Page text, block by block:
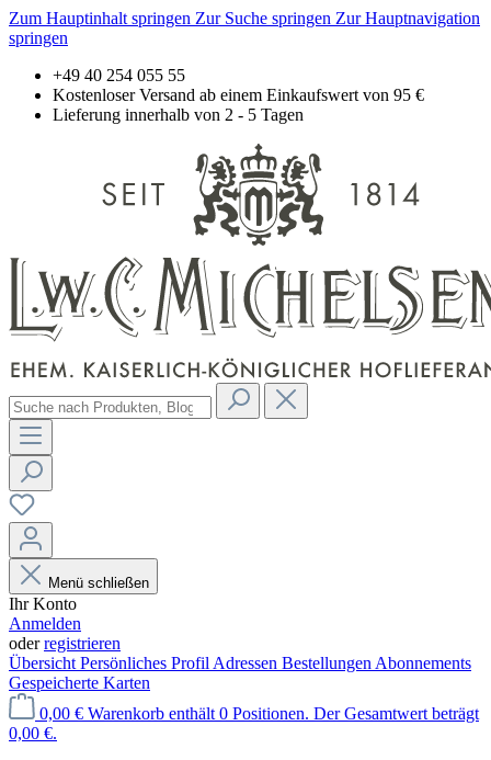
Zum Hauptinhalt springen Zur Suche springen Zur Hauptnavigation
springen
+49 40 254 055 55
Kostenloser Versand ab einem Einkaufswert von 95 €
Lieferung innerhalb von 2 - 5 Tagen
Menü schließen
Ihr Konto
Anmelden
oderregistrieren
Übersicht Persönliches Profil Adressen Bestellungen Abonnements
Gespeicherte Karten
0,00 € Warenkorb enthält 0 Positionen. Der Gesamtwert beträgt
0,00 €.